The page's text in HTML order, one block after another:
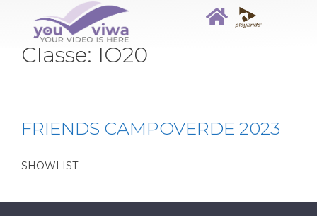
Classe: IO20
FRIENDS CAMPOVERDE 2023
SHOWLIST